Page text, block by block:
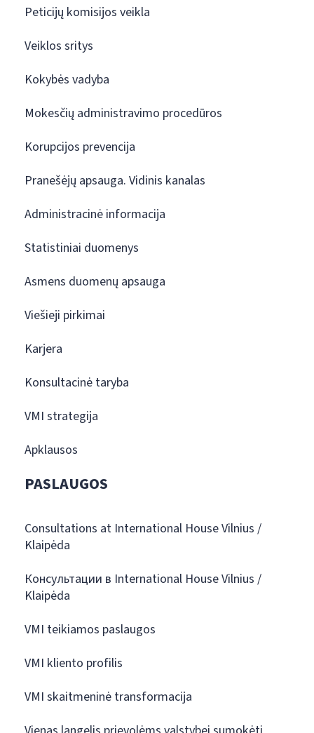
Peticijų komisijos veikla
Veiklos sritys
Kokybės vadyba
Mokesčių administravimo procedūros
Korupcijos prevencija
Pranešėjų apsauga. Vidinis kanalas
Administracinė informacija
Statistiniai duomenys
Asmens duomenų apsauga
Viešieji pirkimai
Karjera
Konsultacinė taryba
VMI strategija
Apklausos
PASLAUGOS
Consultations at International House Vilnius /
Klaipėda
Консультации в International House Vilnius /
Klaipėda
VMI teikiamos paslaugos
VMI kliento profilis
VMI skaitmeninė transformacija